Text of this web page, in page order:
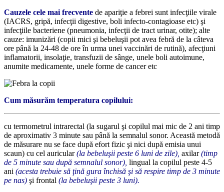
Cauzele cele mai frecvente de apariţie a febrei sunt infecţiile virale
(IACRS, gripă, infecţii digestive, boli infecto-contagioase etc) şi
infecţiile bacteriene (pneumonia, infecţii de tract urinar, otite); alte
cauze: imunizări (copii mici şi bebeluşii pot avea febră de la câteva
ore până la 24-48 de ore în urma unei vaccinări de rutină), afecţiuni
inflamatorii, insolaţie, transfuzii de sânge, unele boli autoimune,
anumite medicamente, unele forme de cancer etc
Cum măsurăm temperatura copilului:
cu termometrul intrarectal (la sugarul şi copilul mai mic de 2 ani timp
de aproximativ 3 minute sau până la semnalul sonor. Această metodă
de măsurare nu se face după efort fizic şi nici după emisia unui
scaun) cu cel auricular (la bebeluşii peste 6 luni de zile), axilar(timp
de 5 minute sau după semnalul sonor), lingual la copilul peste 4-5
ani (acesta trebuie să ţină gura închisă şi să respire timp de 3 minute
pe nas) şi frontal (la bebeluşii peste 3 luni).